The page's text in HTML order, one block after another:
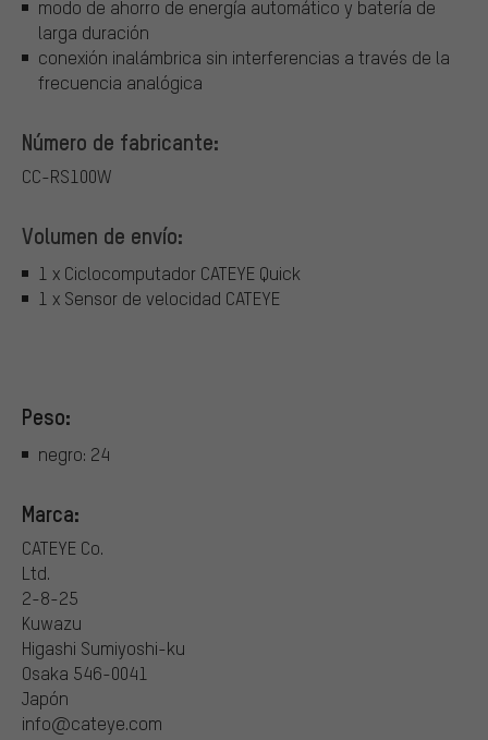
modo de ahorro de energía automático y batería de
larga duración
conexión inalámbrica sin interferencias a través de la
frecuencia analógica
Número de fabricante:
CC-RS100W
Volumen de envío:
1 x Ciclocomputador CATEYE Quick
1 x Sensor de velocidad CATEYE
Peso:
negro: 24
Marca:
CATEYE Co.
Ltd.
2-8-25
Kuwazu
Higashi Sumiyoshi-ku
Osaka 546-0041
Japón
info@cateye.com